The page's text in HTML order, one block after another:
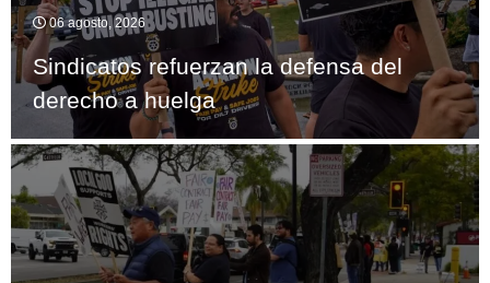
06 agosto, 2026
Sindicatos refuerzan la defensa del
derecho a huelga